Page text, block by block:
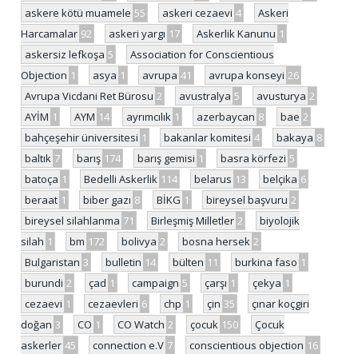
askere kötü muamele 55 askeri cezaevi 4
Askeri
Harcamalar 92 askeri yargı 17 Askerlik Kanunu 1
askersiz lefkoşa 5
Association for Conscientious
Objection 1 asya 1 avrupa 41 avrupa konseyi 26
Avrupa Vicdani Ret Bürosu 2 avustralya 5 avusturya 2
AYİM 1 AYM 14 ayrımcılık 1 azerbaycan 8 bae 2
bahçeşehir üniversitesi 1 bakanlar komitesi 4 bakaya 8
baltık 7 barış 174 barış gemisi 1 basra körfezi 5
batoça 1 Bedelli Askerlik 114 belarus 13 belçika 6
beraat 1 biber gazı 8 BİKG 1 bireysel başvuru 2
bireysel silahlanma 71 Birleşmiş Milletler 2
biyolojik
silah 1 bm 172 bolivya 2 bosna hersek 2
Bulgaristan 3 bulletin 14 bülten 11 burkina faso 1
burundi 2 çad 1 campaign 5 çarşı 1 çekya 1
cezaevi 1 cezaevleri 6 chp 1 çin 35
çınar koçgiri
doğan 3 CO 1 CO Watch 2 çocuk 150
Çocuk
askerler 45 connection e.V 7 conscientious objection 16